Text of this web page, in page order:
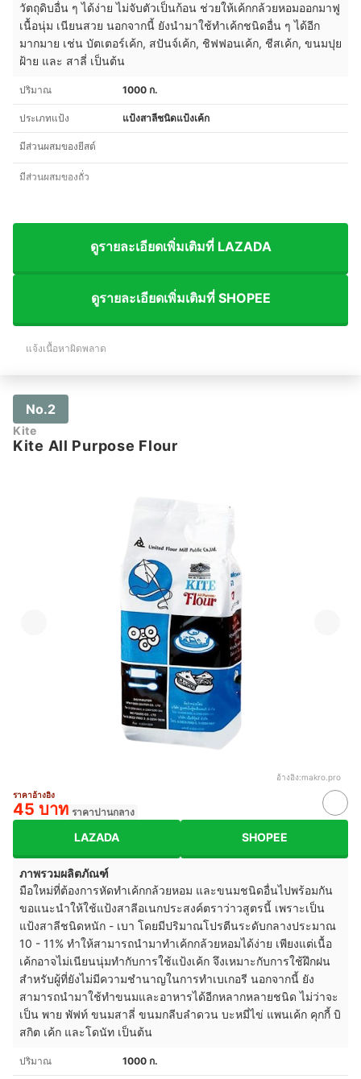
วัตถุดิบอื่น ๆ ได้ง่าย ไม่จับตัวเป็นก้อน ช่วยให้เค้กกล้วยหอมออกมาฟู
เนื้อนุ่ม เนียนสวย นอกจากนี้ ยังนำมาใช้ทำเค้กชนิดอื่น ๆ ได้อีก
มากมาย เช่น บัตเตอร์เค้ก, สปันจ์เค้ก, ชิฟฟอนเค้ก, ชีสเค้ก, ขนมปุย
ฝ้าย และ สาลี่ เป็นต้น
ปริมาณ 1000 ก.
ประเภทแป้ง แป้งสาลีชนิดแป้งเค้ก
มีส่วนผสมของยีสต์
มีส่วนผสมของถั่ว
ดูรายละเอียดเพิ่มเติมที่ LAZADA
ดูรายละเอียดเพิ่มเติมที่ SHOPEE
แจ้งเนื้อหาผิดพลาด
No.2
Kite
Kite All Purpose Flour
อ้างอิง:makro.pro
ราคาอ้างอิง
45 บาท ราคาปานกลาง
LAZADA SHOPEE
ภาพรวมผลิตภัณฑ์
มือใหม่ที่ต้องการหัดทำเค้กกล้วยหอม และขนมชนิดอื่นไปพร้อมกัน
ขอแนะนำให้ใช้แป้งสาลีอเนกประสงค์ตราว่าวสูตรนี้ เพราะเป็น
แป้งสาลีชนิดหนัก - เบา โดยมีปริมาณโปรตีนระดับกลางประมาณ
10 - 11% ทำให้สามารถนำมาทำเค้กกล้วยหอมได้ง่าย เพียงแต่เนื้อ
เค้กอาจไม่เนียนนุ่มทำกับการใช้แป้งเค้ก จึงเหมาะกับการใช้ฝึกฝน
สำหรับผู้ที่ยังไม่มีความชำนาญในการทำเบเกอรี นอกจากนี้ ยัง
สามารถนำมาใช้ทำขนมและอาหารได้อีกหลากหลายชนิด ไม่ว่าจะ
เป็น พาย พัฟท์ ขนมสาลี่ ขนมกลีบลำดวน บะหมี่ไข่ แพนเค้ก คุกกี้ บิ
สกิต เค้ก และโดนัท เป็นต้น
ปริมาณ 1000 ก.